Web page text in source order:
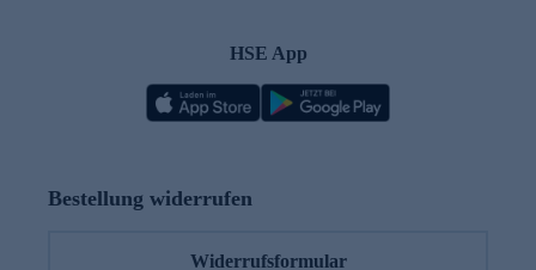
HSE App
Bestellung widerrufen
Widerrufsformular